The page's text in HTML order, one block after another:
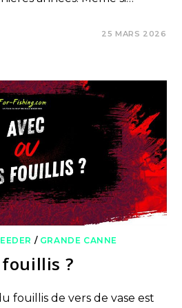
25 MARS 2026
/ GRANDE CANNE
fouillis ?
fouillis de vers de vase est